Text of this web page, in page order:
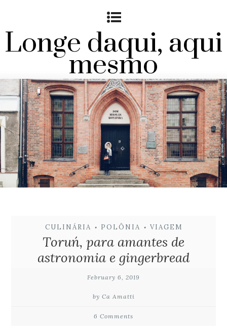
Longe daqui, aqui
mesmo
CULINÁRIA • POLÔNIA • VIAGEM
Toruń, para amantes de
astronomia e gingerbread
February 6, 2019
by Ca Amatti
6 Comments